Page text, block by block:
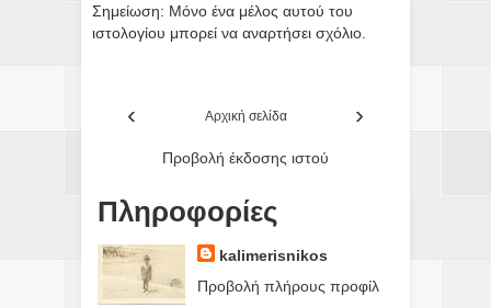
Σημείωση: Μόνο ένα μέλος αυτού του
ιστολογίου μπορεί να αναρτήσει σχόλιο.
‹ ›
Αρχική σελίδα
Προβολή έκδοσης ιστού
Πληροφορίες
kalimerisnikos
Προβολή πλήρους προφίλ